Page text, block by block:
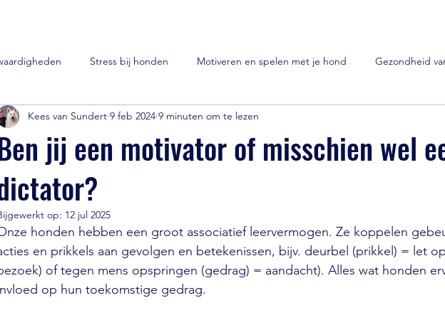
Stress bij honden Motiveren en spelen met je hond Gezondheid
witte herder Puppy's Hondenwetenswaardigheden
opvoeding van je hond
jij een motivator of misschien wel
Kees van Sundert 9 feb 2024 9 minuten om te lezen
op: 12 jul 2025
honden hebben een groot associatief leervermogen. Ze koppelen
en prikkels aan gevolgen en betekenissen, bijv. deurbel (prikkel) = let
of tegen mens opspringen (gedrag) = aandacht). Alles wat honden
op hun toekomstige gedrag.